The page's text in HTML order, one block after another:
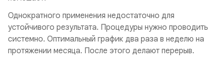
Однократного применения недостаточно для
устойчивого результата. Процедуры нужно проводить
системно. Оптимальный график два раза в неделю на
протяжении месяца. После этого делают перерыв.